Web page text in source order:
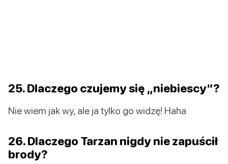
25. Dlaczego czujemy się „niebiescy”?
Nie wiem jak wy, ale ja tylko go widzę! Haha
26. Dlaczego Tarzan nigdy nie zapuścił
brody?